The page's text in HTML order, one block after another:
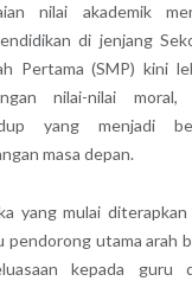
nilai akademik
di jenjang
Pertama (SMP) kini
nilai-nilai
yang menjadi
masa depan.
yang mulai
pendorong utama arah
kepada guru